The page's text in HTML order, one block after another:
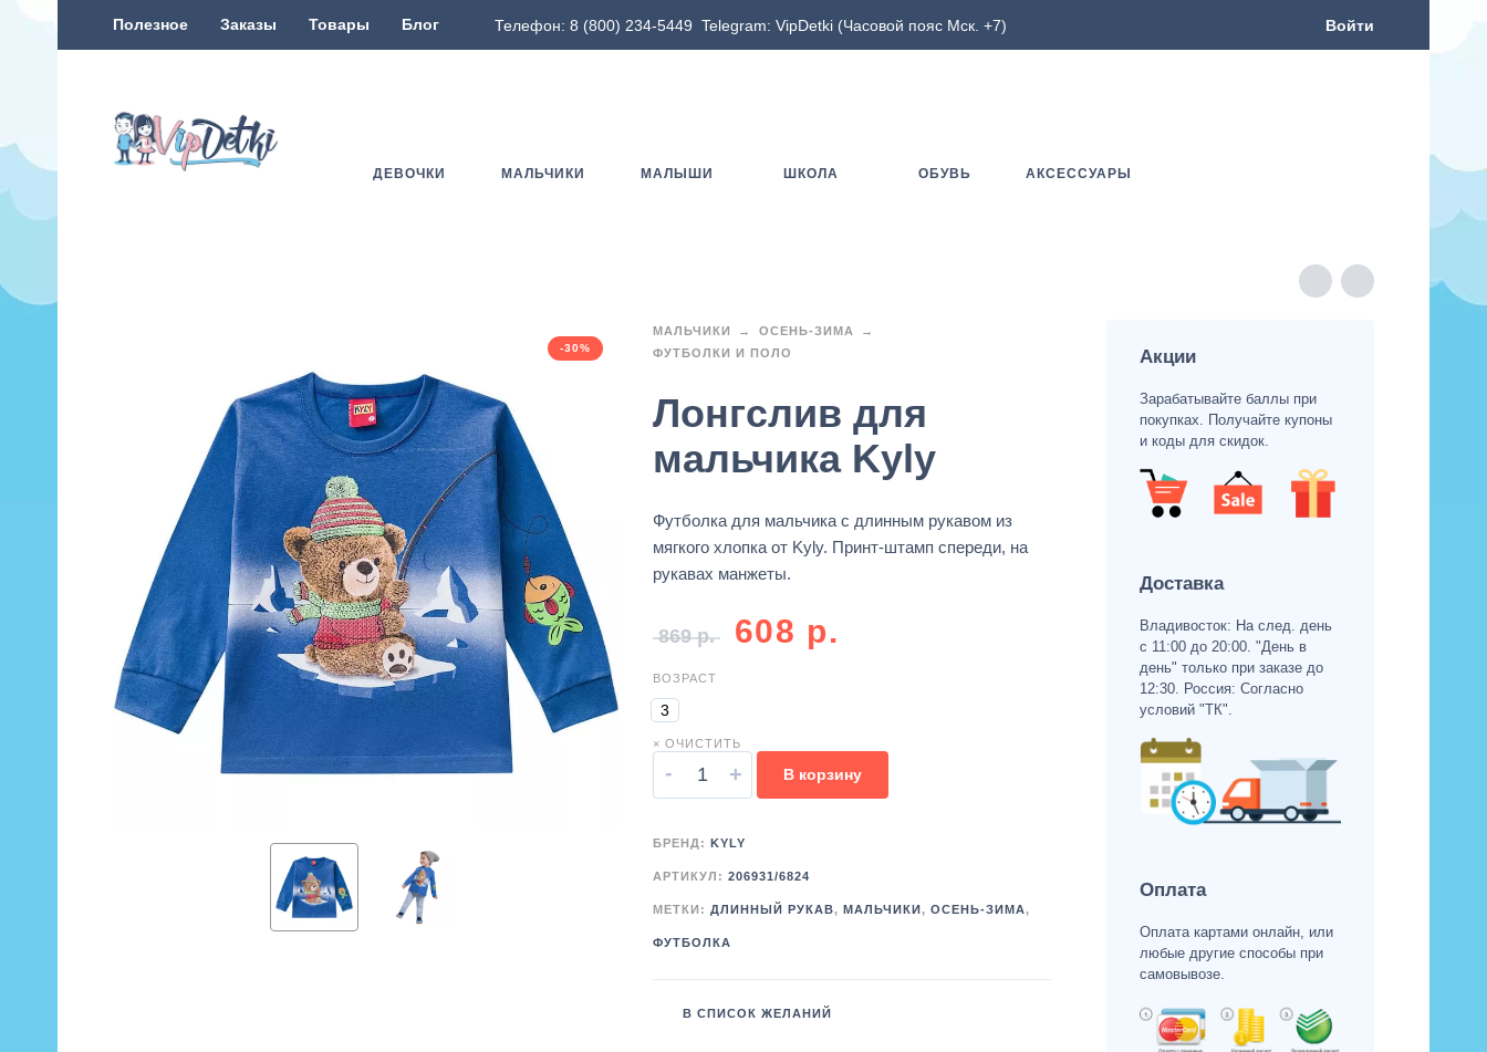
Полезное Заказы Товары Блог Телефон: 8 (800) 234-5449 Telegram: VipDetki (Часовой пояс Мск. +7) Войти
ДЕВОЧКИ МАЛЬЧИКИ МАЛЫШИ ШКОЛА ОБУВЬ АКСЕССУАРЫ
-30%
МАЛЬЧИКИ
ОСЕНЬ-ЗИМА
ФУТБОЛКИ И ПОЛО
Лонгслив для
мальчика Kyly
Футболка для мальчика с длинным рукавом из
мягкого хлопка от Kyly. Принт-штамп спереди, на
рукавах манжеты.
869р. 608 р.
ВОЗРАСТ
3
× ОЧИСТИТЬ
- + В корзину
БРЕНД: KYLY
АРТИКУЛ: 206931/6824
МЕТКИ: ДЛИННЫЙ РУКАВ, МАЛЬЧИКИ , ОСЕНЬ-ЗИМА,
ФУТБОЛКА
В СПИСОК ЖЕЛАНИЙ
Акции
Зарабатывайте баллы при
покупках. Получайте купоны
и коды для скидок.
Доставка
Владивосток: На след. день
с 11:00 до 20:00. "День в
день" только при заказе до
12:30. Россия: Согласно
условий "ТК".
Оплата
Оплата картами онлайн, или
любые другие способы при
самовывозе.